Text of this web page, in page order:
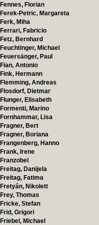
Fennes, Florian
Ferek-Petric, Margareta
Ferk, Miha
Ferrari, Fabricio
Fetz, Bernhard
Feuchtinger, Michael
Feuersänger, Paul
Fian, Antonio
Fink, Hermann
Flemming, Andreas
Flosdorf, Dietmar
Flunger, Elisabeth
Formenti, Marino
Fornhammar, Lisa
Fragner, Bert
Fragner, Boriana
Frangenberg, Hanno
Frank, Irene
Franzobel
Freitag, Danijela
Freitag, Fatima
Fretyán, Nikolett
Frey, Thomas
Fricke, Stefan
Frid, Grigori
Friebel, Michael